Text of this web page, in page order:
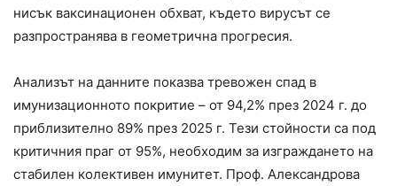
нисък ваксинационен обхват, където вирусът се
разпространява в геометрична прогресия.
Анализът на данните показва тревожен спад в
имунизационното покритие – от 94,2% през 2024 г. до
приблизително 89% през 2025 г. Тези стойности са под
критичния праг от 95%, необходим за изграждането на
стабилен колективен имунитет. Проф. Александрова